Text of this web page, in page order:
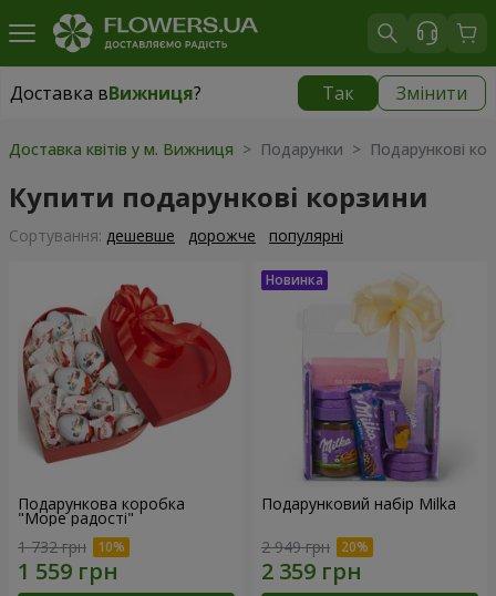
Доставка вВижниця? Так Змінити
Доставка вВижниця|
Доставка квітів у м. Вижниця > Подарунки > Подарункові
Купити подарункові корзини
Сортування: дешевше дорожче популярні
Подарункова коробка
"Море радості"
1 732 грн
Подарунковий набір Milka
2 949 грн